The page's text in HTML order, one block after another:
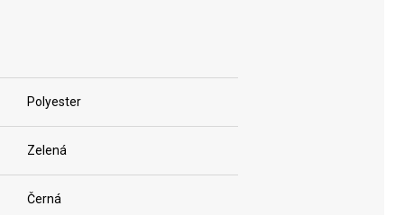
Polyester
Zelená
Černá